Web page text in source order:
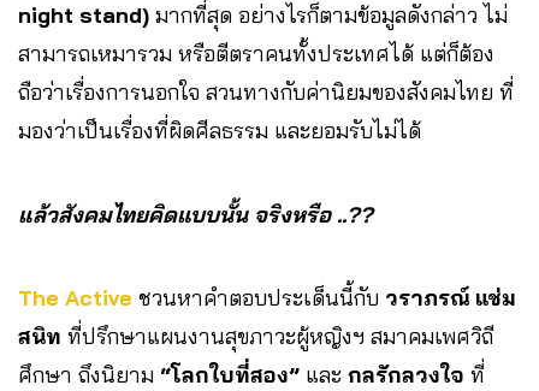
night stand) มากที่สุด อย่างไรก็ตามข้อมูลดังกล่าว ไม่
สามารถเหมารวม หรือตีตราคนทั้งประเทศได้ แต่ก็ต้อง
ถือว่าเรื่องการนอกใจ สวนทางกับค่านิยมของสังคมไทย ที่
มองว่าเป็นเรื่องที่ผิดศีลธรรม และยอมรับไม่ได้
แล้วสังคมไทยคิดแบบนั้น จริงหรือ ..??
The Active ชวนหาคำตอบประเด็นนี้กับ วราภรณ์ แช่ม
สนิท ที่ปรึกษาแผนงานสุขภาวะผู้หญิงฯ สมาคมเพศวิถี
ศึกษา ถึงนิยาม “โลกใบที่สอง” และ กลรักลวงใจ ที่